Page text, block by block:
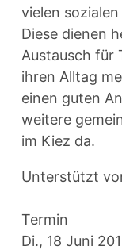
vielen
Diese dienen
Austausch für
ihren Alltag
einen guten
weitere
im Kiez da.
Unterstützt
Termin
Di., 18 Juni